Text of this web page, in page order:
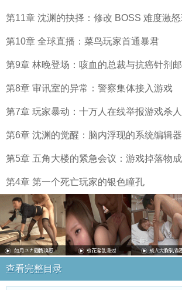
第11章 沈渊的抉择：修改 BOSS 难度激
第10章 全球直播：菜鸟玩家首通暴君
第9章 林晚登场：咳血的总裁与抗癌针剂
第8章 审讯室的异常：警察集体接入游戏
第7章 玩家暴动：十万人在线举报游戏杀人
第6章 沈渊的觉醒：脑内浮现的系统编辑器
第5章 五角大楼的紧急会议：游戏掉落物
第4章 第一个死亡玩家的银色瞳孔
查看完整目录